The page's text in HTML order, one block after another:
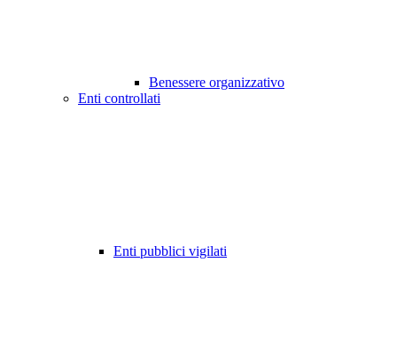
Benessere organizzativo
Enti controllati
Enti pubblici vigilati